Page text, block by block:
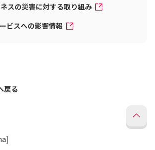
スの災害に対する取り組み
ビスへの影響情報
戻る